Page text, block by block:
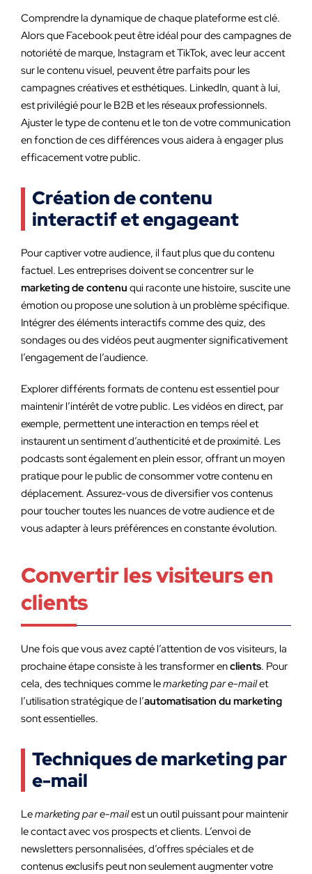
Comprendre la dynamique de chaque plateforme est clé.
Alors que Facebook peut être idéal pour des campagnes de
notoriété de marque, Instagram et TikTok, avec leur accent
sur le contenu visuel, peuvent être parfaits pour les
campagnes créatives et esthétiques. LinkedIn, quant à lui,
est privilégié pour le B2B et les réseaux professionnels.
Ajuster le type de contenu et le ton de votre communication
en fonction de ces différences vous aidera à engager plus
efficacement votre public.
Création de contenu
interactif et engageant
Pour captiver votre audience, il faut plus que du contenu
factuel. Les entreprises doivent se concentrer sur le
marketing de contenu qui raconte une histoire, suscite une
émotion ou propose une solution à un problème spécifique.
Intégrer des éléments interactifs comme des quiz, des
sondages ou des vidéos peut augmenter significativement
l’engagement de l’audience.
Explorer différents formats de contenu est essentiel pour
maintenir l’intérêt de votre public. Les vidéos en direct, par
exemple, permettent une interaction en temps réel et
instaurent un sentiment d’authenticité et de proximité. Les
podcasts sont également en plein essor, offrant un moyen
pratique pour le public de consommer votre contenu en
déplacement. Assurez-vous de diversifier vos contenus
pour toucher toutes les nuances de votre audience et de
vous adapter à leurs préférences en constante évolution.
Convertir les visiteurs en
clients
Une fois que vous avez capté l’attention de vos visiteurs, la
prochaine étape consiste à les transformer enclients. Pour
cela, des techniques comme lemarketing par e-mailet
l’utilisation stratégique de l’automatisation du marketing
sont essentielles.
Techniques de marketing par
e-mail
Lemarketing par e-mailest un outil puissant pour maintenir
le contact avec vos prospects et clients. L’envoi de
newsletters personnalisées, d’offres spéciales et de
contenus exclusifs peut non seulement augmenter votre